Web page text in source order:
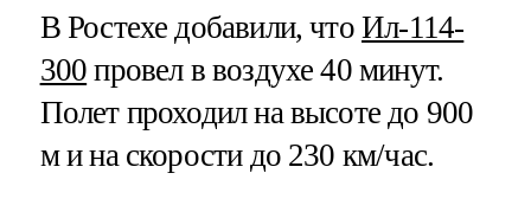
В Ростехе добавили, чтоИл-114-
300 провел в воздухе 40 минут.
Полет проходил на высоте до 900
м и на скорости до 230 км/час.